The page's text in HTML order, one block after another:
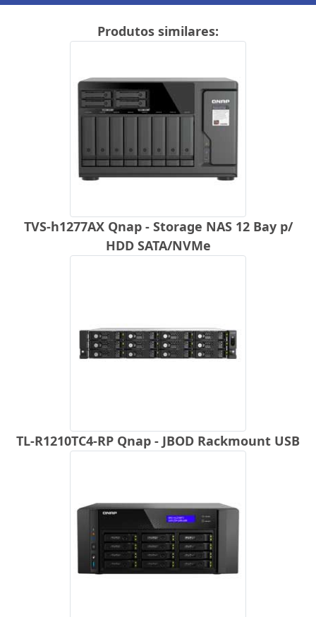
Produtos similares:
TVS-h1277AX Qnap - Storage NAS 12 Bay p/
HDD SATA/NVMe
TL-R1210TC4-RP Qnap - JBOD Rackmount USB